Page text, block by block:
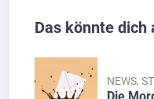
Das könnte dich
NEWS,